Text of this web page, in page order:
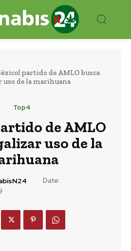
partido de AMLO busca
uso de la marihuana
Top4
de AMLO
uso de la
Date: